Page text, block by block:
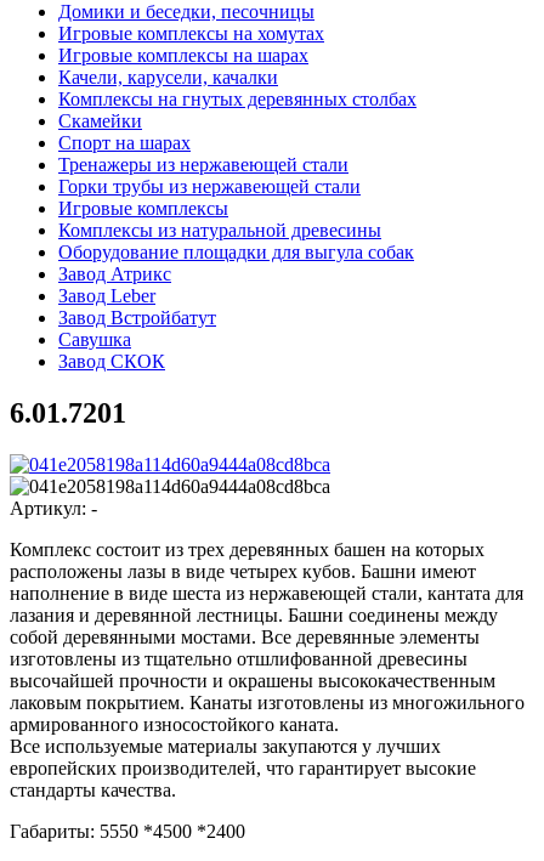
Домики и беседки, песочницы
Игровые комплексы на хомутах
Игровые комплексы на шарах
Качели, карусели, качалки
Комплексы на гнутых деревянных столбах
Скамейки
Спорт на шарах
Тренажеры из нержавеющей стали
Горки трубы из нержавеющей стали
Игровые комплексы
Комплексы из натуральной древесины
Оборудование площадки для выгула собак
Завод Атрикс
Завод Leber
Завод Встройбатут
Савушка
Завод СКОК
6.01.7201
Артикул: -
Комплекс состоит из трех деревянных башен на которых
расположены лазы в виде четырех кубов. Башни имеют
наполнение в виде шеста из нержавеющей стали, кантата для
лазания и деревянной лестницы. Башни соединены между
собой деревянными мостами. Все деревянные элементы
изготовлены из тщательно отшлифованной древесины
высочайшей прочности и окрашены высококачественным
лаковым покрытием. Канаты изготовлены из многожильного
армированного износостойкого каната.
Все используемые материалы закупаются у лучших
европейских производителей, что гарантирует высокие
стандарты качества.
Габариты: 5550 *4500 *2400